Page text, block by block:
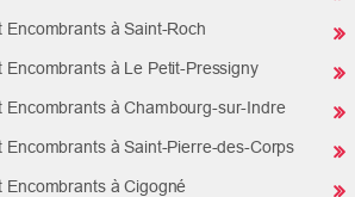
Encombrants à Saint-Roch
Encombrants à Le Petit-Pressigny
Encombrants à Chambourg-sur-Indre
Encombrants à Saint-Pierre-des-Corps
Encombrants à Cigogné